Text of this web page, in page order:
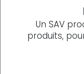
Un SAV
produits,